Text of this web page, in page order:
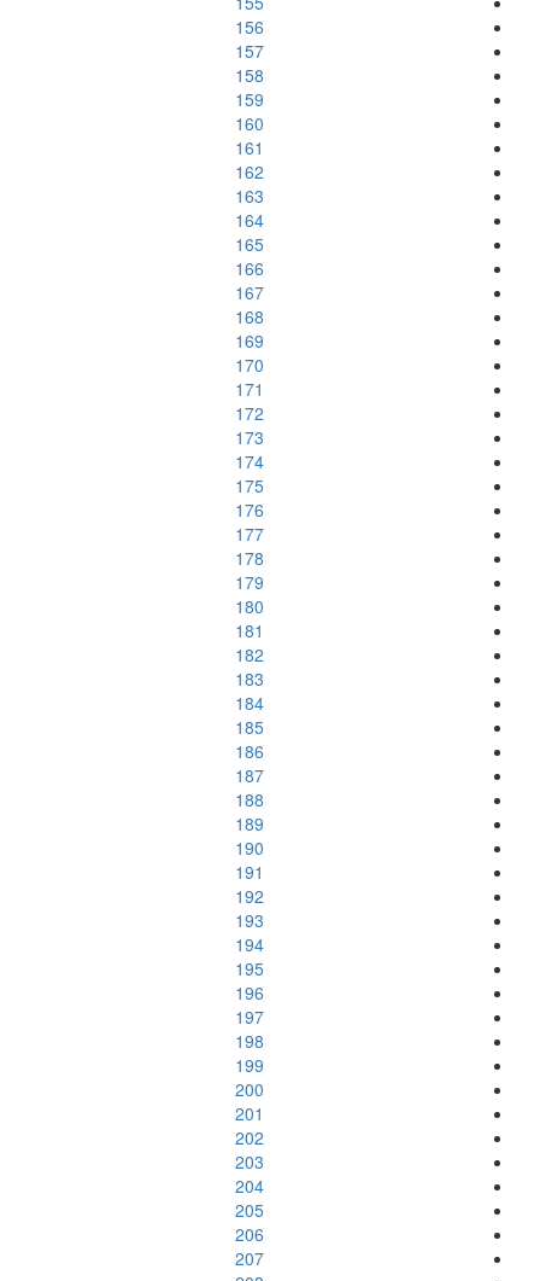
156
157
158
159
160
161
162
163
164
165
166
167
168
169
170
171
172
173
174
175
176
177
178
179
180
181
182
183
184
185
186
187
188
189
190
191
192
193
194
195
196
197
198
199
200
201
202
203
204
205
206
207